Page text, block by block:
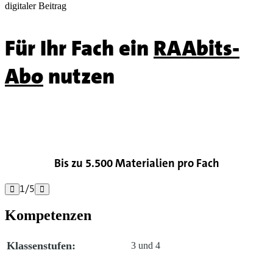
digitaler Beitrag
Für Ihr Fach ein RAAbits-
Abonutzen
Bis zu 5.500 Materialien pro Fach
 1/5 
Kompetenzen
Klassenstufen: 3 und 4